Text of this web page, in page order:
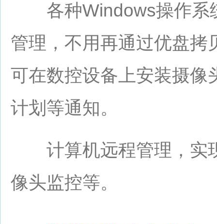
各种Windows操作系
管理，不用再通过优盘拷
可在数控设备上安装摄像
计划等通知。
计算机远程管理，实
像头监控等。